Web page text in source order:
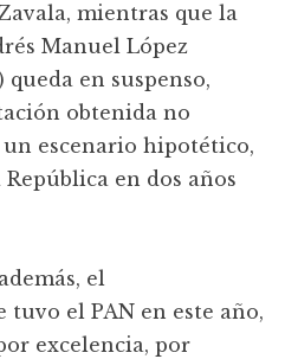
mientras que la
Manuel López
queda en suspenso,
obtenida no
un escenario hipotético,
en dos años
el
el PAN en este año,
excelencia, por